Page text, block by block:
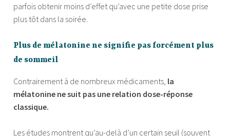
parfois obtenir moins d’effet qu’avec une petite dose prise
plus tôt dans la soirée.
Plus de mélatonine ne signifie pas forcément plus
de sommeil
Contrairement à de nombreux médicaments, la
mélatonine ne suit pas une relation dose-réponse
classique.
Les études montrent qu’au-delà d’un certain seuil (souvent